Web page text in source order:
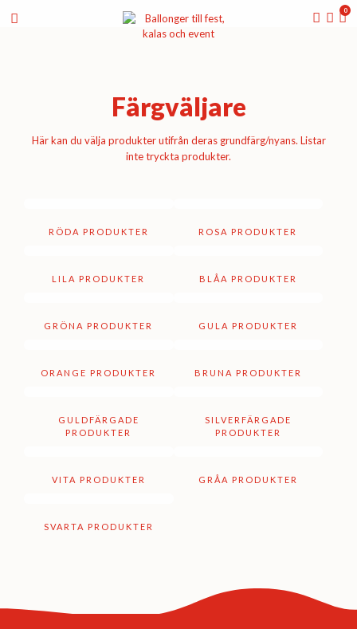
0
Färgväljare
Här kan du välja produkter utifrån deras grundfärg/nyans. Listar
inte tryckta produkter.
RÖDA PRODUKTER ROSA PRODUKTER
LILA PRODUKTER BLÅA PRODUKTER
GRÖNA PRODUKTER GULA PRODUKTER
ORANGE PRODUKTER BRUNA PRODUKTER
GULDFÄRGADE
PRODUKTER
SILVERFÄRGADE
PRODUKTER
VITA PRODUKTER GRÅA PRODUKTER
SVARTA PRODUKTER